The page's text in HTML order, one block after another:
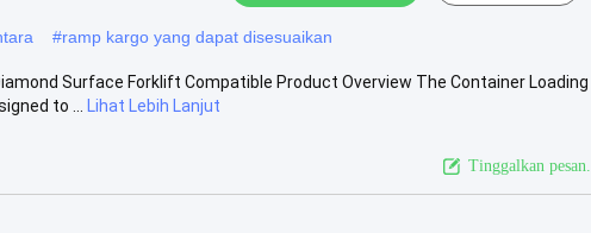
#ramp kargo yang dapat disesuaikan
Surface Forklift Compatible Product Overview The Container Loading
to ...
Lihat Lebih Lanjut
Tinggalkan pesan.